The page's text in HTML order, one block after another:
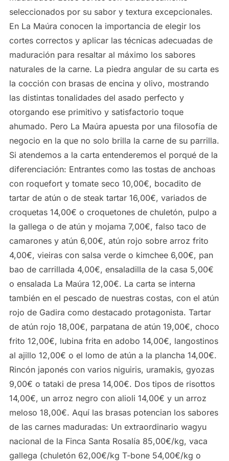
seleccionados por su sabor y textura excepcionales.
En La Maúra conocen la importancia de elegir los
cortes correctos y aplicar las técnicas adecuadas de
maduración para resaltar al máximo los sabores
naturales de la carne. La piedra angular de su carta es
la cocción con brasas de encina y olivo, mostrando
las distintas tonalidades del asado perfecto y
otorgando ese primitivo y satisfactorio toque
ahumado. Pero La Maúra apuesta por una filosofía de
negocio en la que no solo brilla la carne de su parrilla.
Si atendemos a la carta entenderemos el porqué de la
diferenciación: Entrantes como las tostas de anchoas
con roquefort y tomate seco 10,00€, bocadito de
tartar de atún o de steak tartar 16,00€, variados de
croquetas 14,00€ o croquetones de chuletón, pulpo a
la gallega o de atún y mojama 7,00€, falso taco de
camarones y atún 6,00€, atún rojo sobre arroz frito
4,00€, vieiras con salsa verde o kimchee 6,00€, pan
bao de carrillada 4,00€, ensaladilla de la casa 5,00€
o ensalada La Maúra 12,00€. La carta se interna
también en el pescado de nuestras costas, con el atún
rojo de Gadira como destacado protagonista. Tartar
de atún rojo 18,00€, parpatana de atún 19,00€, choco
frito 12,00€, lubina frita en adobo 14,00€, langostinos
al ajillo 12,00€ o el lomo de atún a la plancha 14,00€.
Rincón japonés con varios niguiris, uramakis, gyozas
9,00€ o tataki de presa 14,00€. Dos tipos de risottos
14,00€, un arroz negro con alioli 14,00€ y un arroz
meloso 18,00€. Aquí las brasas potencian los sabores
de las carnes maduradas: Un extraordinario wagyu
nacional de la Finca Santa Rosalía 85,00€/kg, vaca
gallega (chuletón 62,00€/kg T-bone 54,00€/kg o